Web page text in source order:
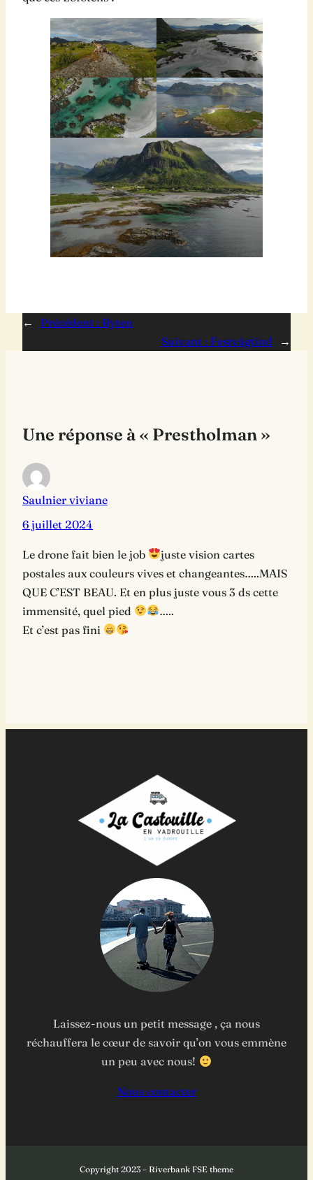
← Précédent : Ryten
Suivant : Festvågtind →
Une réponse à « Prestholman »
Saulnier viviane
6 juillet 2024
Le drone fait bien le job
juste vision cartes
postales aux couleurs vives et changeantes…..MAIS
QUE C’EST BEAU. Et en plus juste vous 3 ds cette
immensité, quel pied
…..
Et c’est pas fini
Laissez-nous un petit message , ça nous
réchauffera le cœur de savoir qu’on vous emmène
un peu avec nous!
Nous contacter
Copyright 2023 – Riverbank FSE theme